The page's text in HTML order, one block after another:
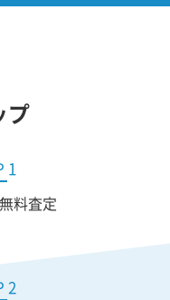
プ
1
料査定
2